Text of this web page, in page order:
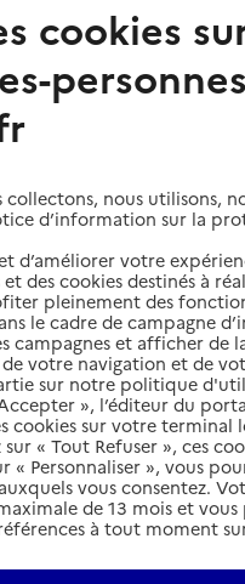
département
(aide)
(aide)
recherche aux favoris
(aide)
cookies
nous utilisons,
d’information sur la
d’améliorer votre
des cookies destinés à
pleinement des
le cadre de campagne
campagnes et afficher de
votre navigation et de
sur notre politique
», l’éditeur du
cookies sur votre terminal
« Tout Refuser », ces
« Personnaliser », vous
vous consentez.
de 13 mois et
à tout moment